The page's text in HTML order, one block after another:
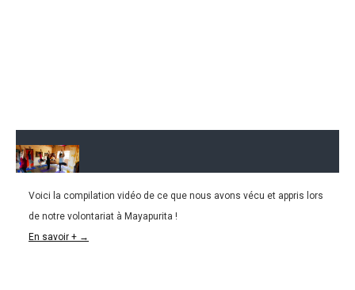
23.02.2016
Voici la compilation vidéo de ce que nous avons vécu et appris lors
de notre volontariat à Mayapurita !
En savoir + →